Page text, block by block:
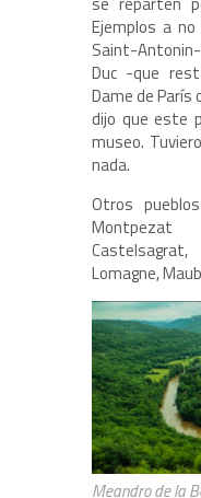
Ejemplos a
Saint-
Duc -que
Dame de París
dijo que este
museo.
nada.
Otros
Lomagne,
Meandro de la